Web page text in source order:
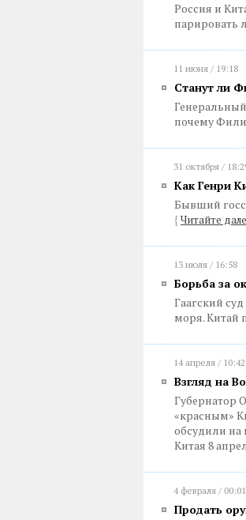
Россия и
парировать
11 июня / 19:18
Станут ли
почему
31 октября /
Как Генри
Бывший
{ Читайте
13 июля / 16:58
Борьба за
Гаагский
моря. Китай
14 апреля / 10:42
Взгляд на
Губернатор
«красным»
обсудили на
Китая 8
4 февраля / 00:01
Продать